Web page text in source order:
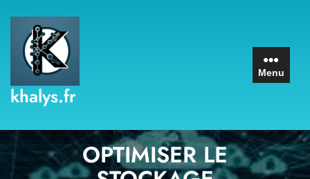
content
khalys.fr
Menu
OPTIMISER LE